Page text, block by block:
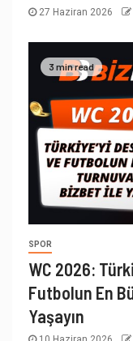
27 Haziran 2026
3 min read
SPOR
WC 2026:
Futbolun En
Yaşayın